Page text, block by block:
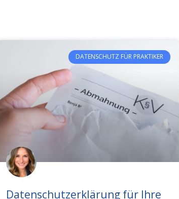
DATENSCHUTZ FÜR PRAKTIKER
Datenschutzerklärung für Ihre